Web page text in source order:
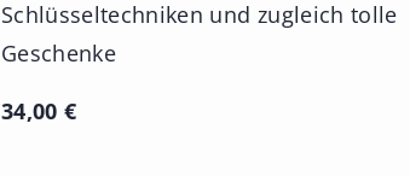
Schlüsseltechniken und zugleich tolle
Geschenke
34,00 €